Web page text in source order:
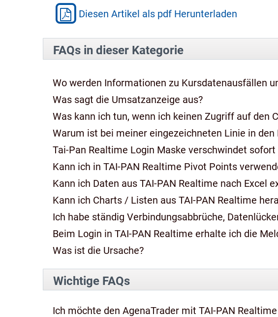
Diesen Artikel als pdf Herunterladen
FAQs in dieser Kategorie
Wo werden Informationen zu Kursdatenausfällen
Was sagt die Umsatzanzeige aus?
Was kann ich tun, wenn ich keinen Zugriff auf den
Warum ist bei meiner eingezeichneten Linie in
Tai-Pan Realtime Login Maske verschwindet
Kann ich in TAI-PAN Realtime Pivot Points
Kann ich Daten aus TAI-PAN Realtime nach Excel
Kann ich Charts / Listen aus TAI-PAN Realtime
Ich habe ständig Verbindungsabbrüche,
Beim Login in TAI-PAN Realtime erhalte ich die Meldung
Was ist die Ursache?
Wichtige FAQs
Ich möchte den AgenaTrader mit TAI-PAN